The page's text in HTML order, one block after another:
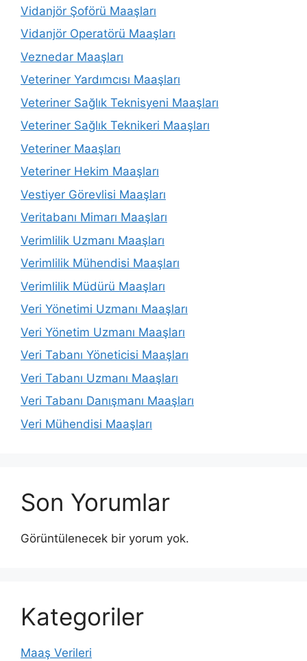
Vidanjör Şoförü Maaşları
Vidanjör Operatörü Maaşları
Veznedar Maaşları
Veteriner Yardımcısı Maaşları
Veteriner Sağlık Teknisyeni Maaşları
Veteriner Sağlık Teknikeri Maaşları
Veteriner Maaşları
Veteriner Hekim Maaşları
Vestiyer Görevlisi Maaşları
Veritabanı Mimarı Maaşları
Verimlilik Uzmanı Maaşları
Verimlilik Mühendisi Maaşları
Verimlilik Müdürü Maaşları
Veri Yönetimi Uzmanı Maaşları
Veri Yönetim Uzmanı Maaşları
Veri Tabanı Yöneticisi Maaşları
Veri Tabanı Uzmanı Maaşları
Veri Tabanı Danışmanı Maaşları
Veri Mühendisi Maaşları
Son Yorumlar
Görüntülenecek bir yorum yok.
Kategoriler
Maaş Verileri